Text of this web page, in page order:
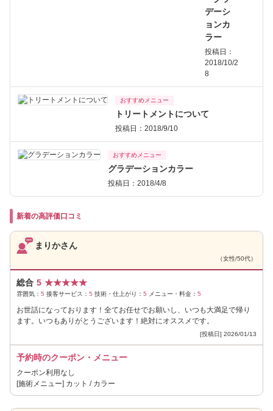
デーシ
ョンカ
ラー
投稿日：
2018/10/2
8
おすすめメニュー
トリートメントについて
投稿日：2018/9/10
おすすめメニュー
グラデーションカラー
投稿日：2018/4/8
新着の高評価口コミ
まりかさん
（女性/50代）
総合 5 ★★★★★
雰囲気： 5 接客サービス： 5 技術・仕上がり： 5 メニュー・料金： 5
お世話になっております！全てお任せでお願いし、いつも大満足で帰り
ます。いつもありがとうございます！絶対にオススメです。
[投稿日] 2026/01/13
予約時のクーポン・メニュー
クーポン利用なし
[施術メニュー] カット / カラー